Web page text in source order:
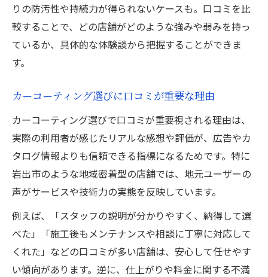
後悔しないための口コミ活用術まとめ
カーコーティング比較で見落としがちな点
口コミを参考に納得の選び方を解説
口コミで分かるカーコーティングのコスパ
メンテナンスを重視したカーコーティング
選び
カーコーティングのコスト感は口コミが決
め手
口コミで探るメンテナンス性の違い
コスパ重視のカーコーティング比較法
ディーラー施工と専門場所の口コミ徹底検証
ディーラーと専門店のカーコーティング比
較
りの防汚性や持続力が得られないケースも。口コミを比
較することで、どの店舗がどのような強みや弱みを持っ
ているか、具体的な体験談から把握することができま
す。
カーコーティング選びに口コミが重要な理由
カーコーティング選びで口コミが重要視される理由は、
実際の利用者が感じたリアルな感想や評価が、広告やカ
タログ情報よりも信頼できる指標になるためです。特に
岩出市のような地域密着型の店舗では、地元ユーザーの
声がサービスや技術力の実態を反映しています。
例えば、「スタッフの説明が分かりやすく、納得して選
べた」「施工後もメンテナンスや相談に丁寧に対応して
くれた」などの口コミが多い店舗は、安心して任せやす
い傾向があります。逆に、仕上がりや料金に関する不満